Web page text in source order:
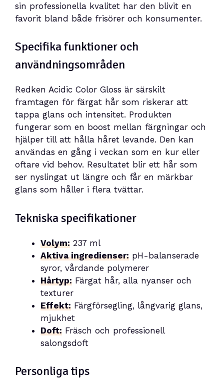
sin professionella kvalitet har den blivit en
favorit bland både frisörer och konsumenter.
Specifika funktioner och
användningsområden
Redken Acidic Color Gloss är särskilt
framtagen för färgat hår som riskerar att
tappa glans och intensitet. Produkten
fungerar som en boost mellan färgningar och
hjälper till att hålla håret levande. Den kan
användas en gång i veckan som en kur eller
oftare vid behov. Resultatet blir ett hår som
ser nyslingat ut längre och får en märkbar
glans som håller i flera tvättar.
Tekniska specifikationer
Volym: 237 ml
Aktiva ingredienser: pH-balanserade
syror, vårdande polymerer
Hårtyp: Färgat hår, alla nyanser och
texturer
Effekt: Färgförsegling, långvarig glans,
mjukhet
Doft: Fräsch och professionell
salongsdoft
Personliga tips